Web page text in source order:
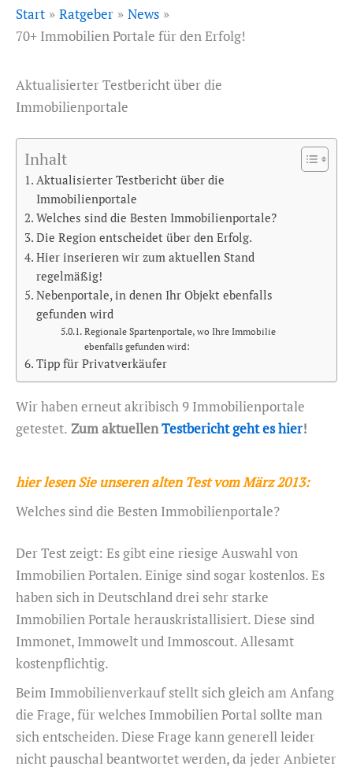
Start Ratgeber
News
70+ Immobilien Portale für den Erfolg!
Aktualisierter Testbericht über die
Immobilienportale
Inhalt
Aktualisierter Testbericht über die
Immobilienportale
Welches sind die Besten Immobilienportale?
Die Region entscheidet über den Erfolg.
Hier inserieren wir zum aktuellen Stand
regelmäßig!
Nebenportale, in denen Ihr Objekt ebenfalls
gefunden wird
Regionale Spartenportale, wo Ihre Immobilie
ebenfalls gefunden wird:
Tipp für Privatverkäufer
Wir haben erneut akribisch 9 Immobilienportale
getestet. Zum aktuellenTestbericht geht es hier!
hier lesen Sie unseren alten Test vom März 2013:
Welches sind die Besten Immobilienportale?
Der Test zeigt: Es gibt eine riesige Auswahl von
Immobilien Portalen. Einige sind sogar kostenlos. Es
haben sich in Deutschland drei sehr starke
Immobilien Portale herauskristallisiert. Diese sind
Immonet, Immowelt und Immoscout. Allesamt
kostenpflichtig.
Beim Immobilienverkauf stellt sich gleich am Anfang
die Frage, für welches Immobilien Portal sollte man
sich entscheiden. Diese Frage kann generell leider
nicht pauschal beantwortet werden, da jeder Anbieter